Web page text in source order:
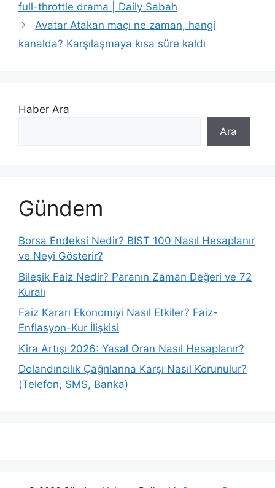
full-throttle drama | Daily Sabah
Avatar Atakan maçı ne zaman, hangi
kanalda? Karşılaşmaya kısa süre kaldı
Haber Ara
Ara
Gündem
Borsa Endeksi Nedir? BIST 100 Nasıl Hesaplanır
ve Neyi Gösterir?
Bileşik Faiz Nedir? Paranın Zaman Değeri ve 72
Kuralı
Faiz Kararı Ekonomiyi Nasıl Etkiler? Faiz-
Enflasyon-Kur İlişkisi
Kira Artışı 2026: Yasal Oran Nasıl Hesaplanır?
Dolandırıcılık Çağrılarına Karşı Nasıl Korunulur?
(Telefon, SMS, Banka)